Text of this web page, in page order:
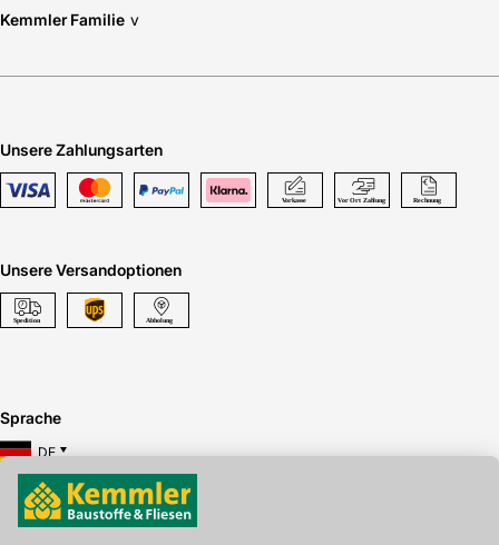
Kemmler Familie v
Unsere Zahlungsarten
Unsere Versandoptionen
Sprache
DE